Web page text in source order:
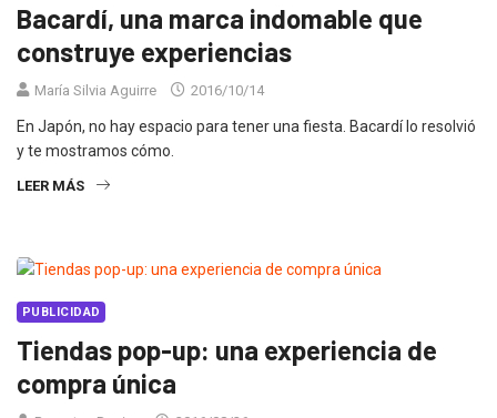
Bacardí, una marca indomable que
construye experiencias
María Silvia Aguirre 2016/10/14
En Japón, no hay espacio para tener una fiesta. Bacardí lo resolvió
y te mostramos cómo.
LEER MÁS
PUBLICIDAD
Tiendas pop-up: una experiencia de
compra única